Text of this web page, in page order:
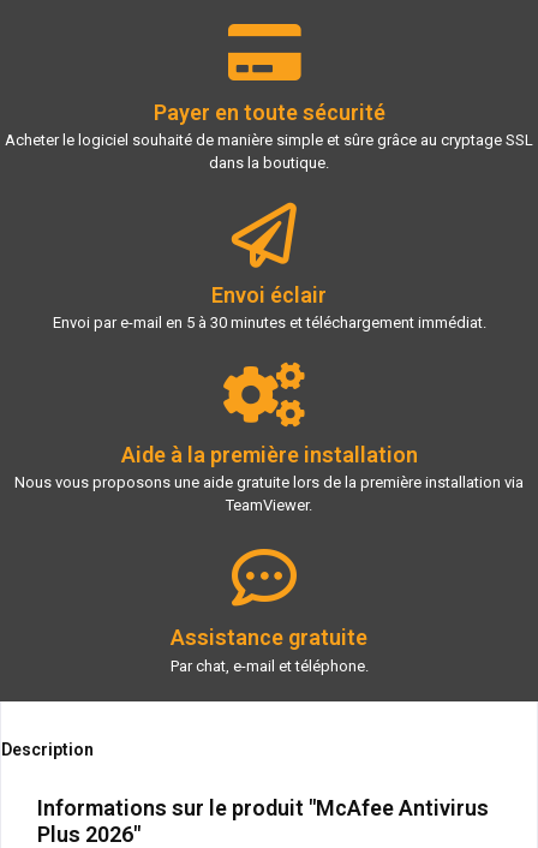
Payer en toute sécurité
Acheter le logiciel souhaité de manière simple et sûre grâce au cryptage SSL
dans la boutique.
Envoi éclair
Envoi par e-mail en 5 à 30 minutes et téléchargement immédiat.
Aide à la première installation
Nous vous proposons une aide gratuite lors de la première installation via
TeamViewer.
Assistance gratuite
Par chat, e-mail et téléphone.
Description
Informations sur le produit "McAfee Antivirus
Plus 2026"